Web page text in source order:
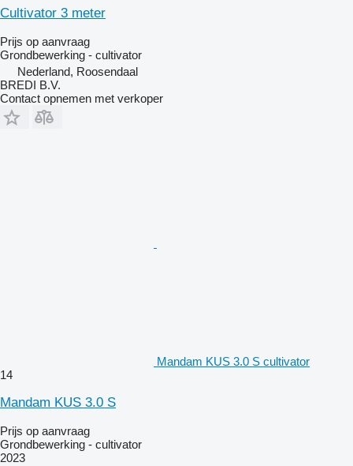
Cultivator 3 meter
Prijs op aanvraag
Grondbewerking - cultivator
Nederland, Roosendaal
BREDI B.V.
Contact opnemen met verkoper
Mandam KUS 3.0 S cultivator
14
Mandam KUS 3.0 S
Prijs op aanvraag
Grondbewerking - cultivator
2023